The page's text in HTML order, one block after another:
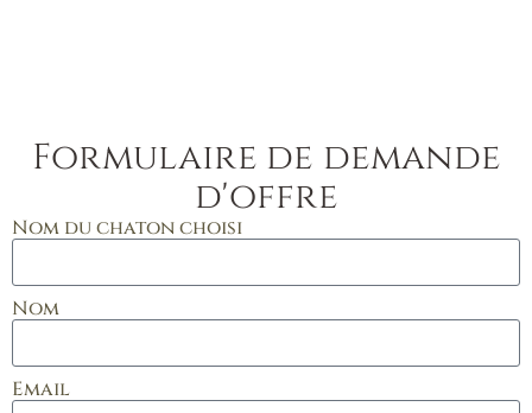
Formulaire de demande
d'offre
Nom du chaton choisi
Nom
Email